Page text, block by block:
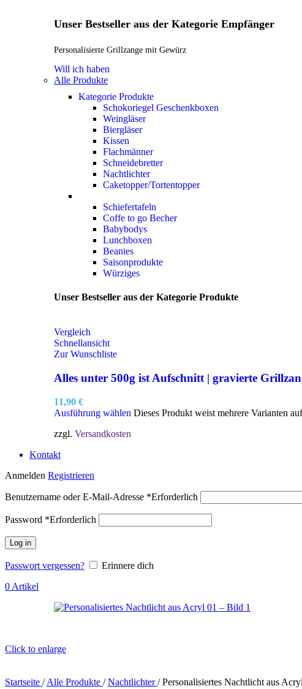
Unser Bestseller aus der Kategorie Empfänger
Personalisierte Grillzange mit Gewürz
Will ich haben
Alle Produkte
Kategorie Produkte
Schokoriegel Geschenkboxen
Weingläser
Biergläser
Kissen
Flachmänner
Schneidebretter
Nachtlichter
Caketopper/Tortentopper
Schiefertafeln
Coffe to go Becher
Babybodys
Lunchboxen
Beanies
Saisonprodukte
Würziges
Unser Bestseller aus der Kategorie Produkte
Vergleich
Schnellansicht
Zur Wunschliste
Alles unter 500g ist Aufschnitt | gravierte
11,90 €
Ausführung wählen Dieses Produkt weist mehrere Varianten
zzgl. Versandkosten
Kontakt
Anmelden Registrieren
Benutzername oder E-Mail-Adresse *Erforderlich
Password *Erforderlich
Log in
Passwort vergessen?
Erinnere dich
0 Artikel
Click to enlarge
Startseite / Alle Produkte / Nachtlichter/ Personalisiertes Nachtlicht aus